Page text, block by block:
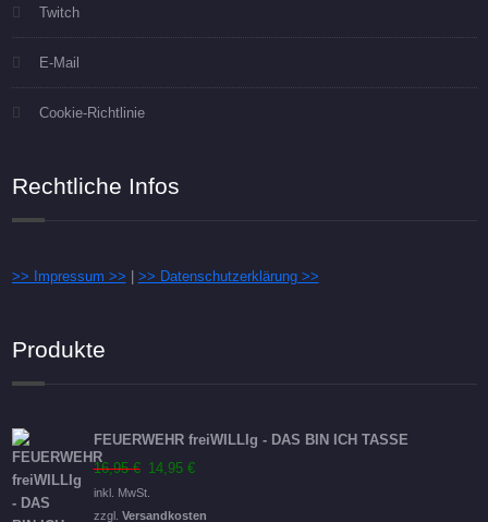
Twitch
E-Mail
Cookie-Richtlinie
Rechtliche Infos
>> Impressum >> >> Datenschutzerklärung >>
Produkte
FEUERWEHR freiWILLIg - DAS BIN ICH TASSE
16,95€ Ursprünglicher
Preis
war:
14,95 €
ist:
inkl. MwSt.
zzgl. Versandkosten